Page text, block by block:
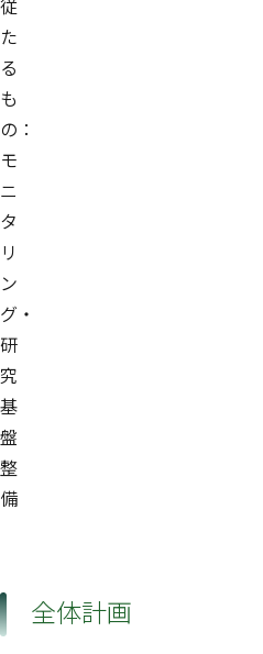
従
た
る
も
の：
モ
ニ
タ
リ
ン
グ・
研
究
基
盤
整
備
全体計画